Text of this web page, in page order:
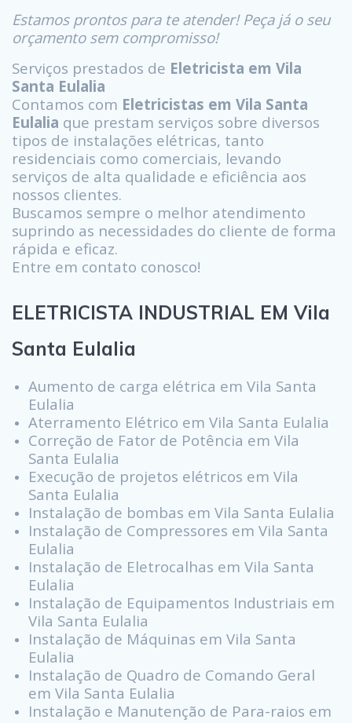
Estamos prontos para te atender! Peça já o seu
orçamento sem compromisso!
Serviços prestados de Eletricista em Vila
Santa Eulalia
Contamos com Eletricistas em Vila Santa
Eulalia que prestam serviços sobre diversos
tipos de instalações elétricas, tanto
residenciais como comerciais, levando
serviços de alta qualidade e eficiência aos
nossos clientes.
Buscamos sempre o melhor atendimento
suprindo as necessidades do cliente de forma
rápida e eficaz.
Entre em contato conosco!
ELETRICISTA INDUSTRIAL EM Vila
Santa Eulalia
Aumento de carga elétrica em Vila Santa
Eulalia
Aterramento Elétrico em Vila Santa Eulalia
Correção de Fator de Potência em Vila
Santa Eulalia
Execução de projetos elétricos em Vila
Santa Eulalia
Instalação de bombas em Vila Santa Eulalia
Instalação de Compressores em Vila Santa
Eulalia
Instalação de Eletrocalhas em Vila Santa
Eulalia
Instalação de Equipamentos Industriais em
Vila Santa Eulalia
Instalação de Máquinas em Vila Santa
Eulalia
Instalação de Quadro de Comando Geral
em Vila Santa Eulalia
Instalação e Manutenção de Para-raios em